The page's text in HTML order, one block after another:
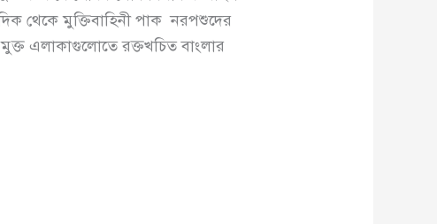
থেকে মুক্তিবাহিনী পাক নরপশুদের
এলাকাগুলোতে রক্তখচিত বাংলার